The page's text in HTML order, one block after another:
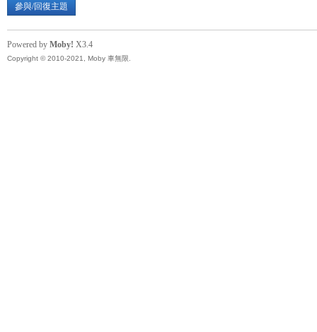
參與/回復主題
Powered by Moby! X3.4
Copyright © 2010-2021, Moby 車無限.